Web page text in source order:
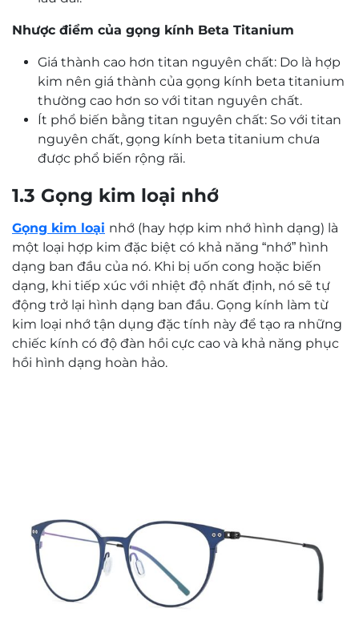
Nhược điểm của gọng kính Beta Titanium
Giá thành cao hơn titan nguyên chất: Do là hợp
kim nên giá thành của gọng kính beta titanium
thường cao hơn so với titan nguyên chất.
Ít phổ biến bằng titan nguyên chất: So với titan
nguyên chất, gọng kính beta titanium chưa
được phổ biến rộng rãi.
1.3 Gọng kim loại nhớ
Gọng kim loại nhớ (hay hợp kim nhớ hình dạng) là
một loại hợp kim đặc biệt có khả năng “nhớ” hình
dạng ban đầu của nó. Khi bị uốn cong hoặc biến
dạng, khi tiếp xúc với nhiệt độ nhất định, nó sẽ tự
động trở lại hình dạng ban đầu. Gọng kính làm từ
kim loại nhớ tận dụng đặc tính này để tạo ra những
chiếc kính có độ đàn hồi cực cao và khả năng phục
hồi hình dạng hoàn hảo.